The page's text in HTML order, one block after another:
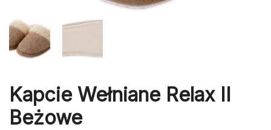
Kapcie Wełniane Relax II
Beżowe